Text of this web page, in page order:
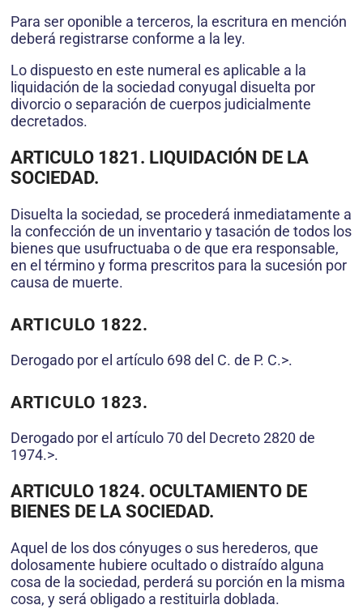
Para ser oponible a terceros, la escritura en mención
deberá registrarse conforme a la ley.
Lo dispuesto en este numeral es aplicable a la
liquidación de la sociedad conyugal disuelta por
divorcio o separación de cuerpos judicialmente
decretados.
ARTICULO 1821. LIQUIDACIÓN DE LA
SOCIEDAD.
Disuelta la sociedad, se procederá inmediatamente a
la confección de un inventario y tasación de todos los
bienes que usufructuaba o de que era responsable,
en el término y forma prescritos para la sucesión por
causa de muerte.
ARTICULO 1822.
Derogado por el artículo 698 del C. de P. C.>.
ARTICULO 1823.
Derogado por el artículo 70 del Decreto 2820 de
1974.>.
ARTICULO 1824. OCULTAMIENTO DE
BIENES DE LA SOCIEDAD.
Aquel de los dos cónyuges o sus herederos, que
dolosamente hubiere ocultado o distraído alguna
cosa de la sociedad, perderá su porción en la misma
cosa, y será obligado a restituirla doblada.